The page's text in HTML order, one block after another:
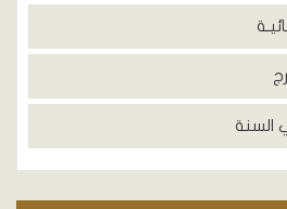
السنة